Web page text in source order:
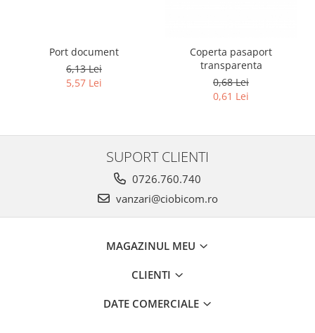
Port document
6,13 Lei
5,57 Lei
Coperta pasaport
transparenta
0,68 Lei
0,61 Lei
SUPORT CLIENTI
0726.760.740
vanzari@ciobicom.ro
MAGAZINUL MEU
CLIENTI
DATE COMERCIALE